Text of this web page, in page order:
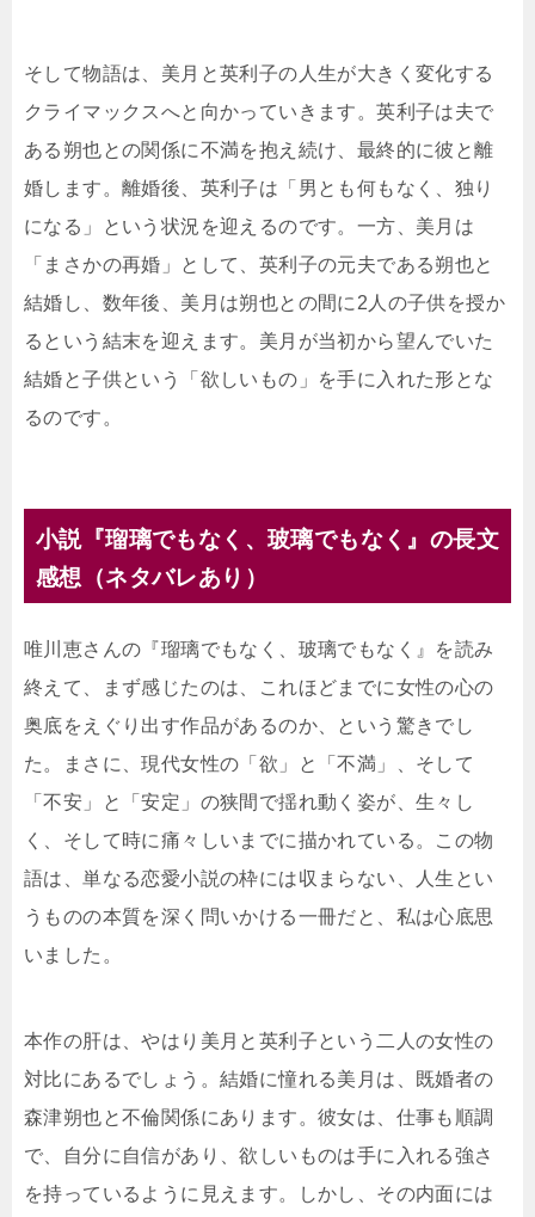
そして物語は、美月と英利子の人生が大きく変化する
クライマックスへと向かっていきます。英利子は夫で
ある朔也との関係に不満を抱え続け、最終的に彼と離
婚します。離婚後、英利子は「男とも何もなく、独り
になる」という状況を迎えるのです。一方、美月は
「まさかの再婚」として、英利子の元夫である朔也と
結婚し、数年後、美月は朔也との間に2人の子供を授か
るという結末を迎えます。美月が当初から望んでいた
結婚と子供という「欲しいもの」を手に入れた形とな
るのです。
小説『瑠璃でもなく、玻璃でもなく』の長文
感想（ネタバレあり）
唯川恵さんの『瑠璃でもなく、玻璃でもなく』を読み
終えて、まず感じたのは、これほどまでに女性の心の
奥底をえぐり出す作品があるのか、という驚きでし
た。まさに、現代女性の「欲」と「不満」、そして
「不安」と「安定」の狭間で揺れ動く姿が、生々し
く、そして時に痛々しいまでに描かれている。この物
語は、単なる恋愛小説の枠には収まらない、人生とい
うものの本質を深く問いかける一冊だと、私は心底思
いました。
本作の肝は、やはり美月と英利子という二人の女性の
対比にあるでしょう。結婚に憧れる美月は、既婚者の
森津朔也と不倫関係にあります。彼女は、仕事も順調
で、自分に自信があり、欲しいものは手に入れる強さ
を持っているように見えます。しかし、その内面には